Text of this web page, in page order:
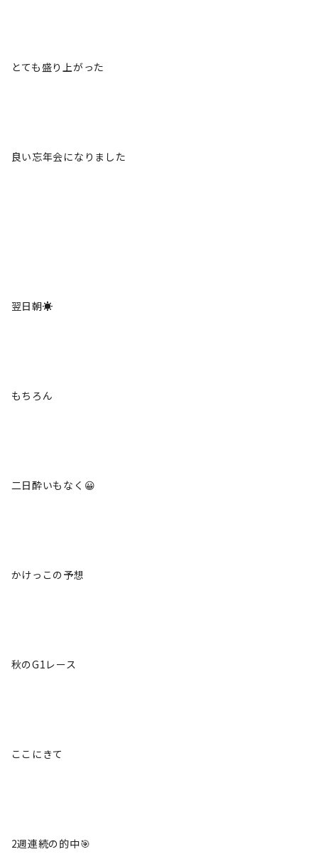
とても盛り上がった
良い忘年会になりました
翌日朝☀️
もちろん
二日酔いもなく😀
かけっこの予想
秋のG1レース
ここにきて
2週連続の的中🎯